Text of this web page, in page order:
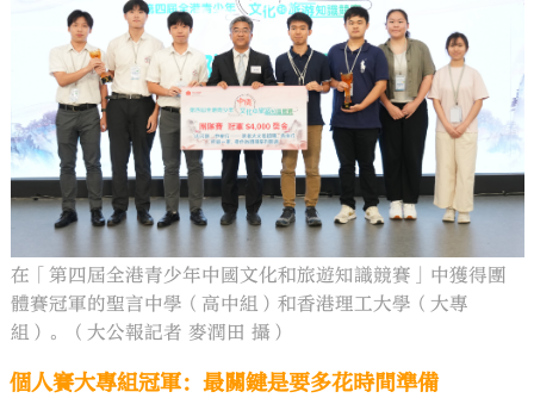
在「第四屆全港青少年中國文化和旅遊知識競賽」中獲得團
體賽冠軍的聖言中學（高中組）和香港理工大學（大專
組）。（大公報記者 麥潤田 攝）
個人賽大專組冠軍：最關鍵是要多花時間準備